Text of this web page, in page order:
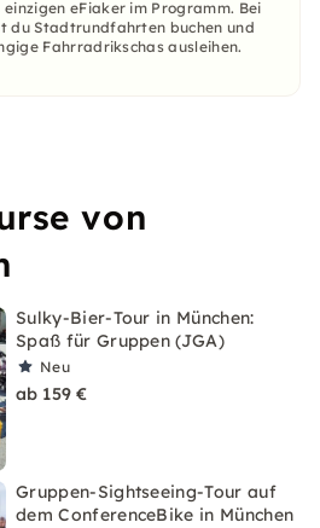
einzigen eFiaker im Programm. Bei
du Stadtrundfahrten buchen und
Fahrradrikschas ausleihen.
von
Sulky-Bier-Tour in München:
Spaß für Gruppen (JGA)
Neu
ab 159 €
Gruppen-Sightseeing-Tour auf
dem ConferenceBike in München